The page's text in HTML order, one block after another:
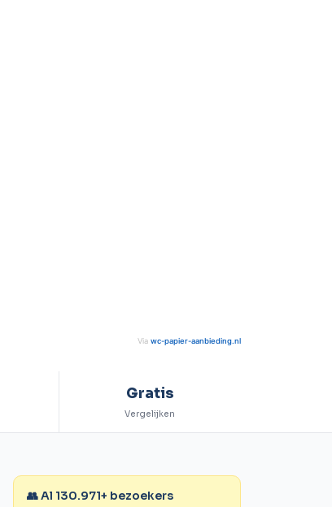
Via wc-papier-aanbieding.nl
Gratis
Vergelijken
👥 Al 130.971+ bezoekers